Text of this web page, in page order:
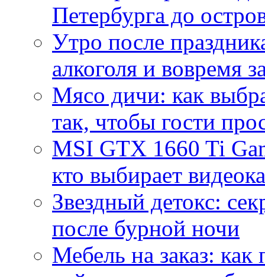
Петербурга до
Утро после
алкоголя и вовремя
Мясо дичи: как
так, чтобы гости
MSI GTX 1660 Ti
кто выбирает
Звездный детокс:
после бурной ночи
Мебель на заказ: